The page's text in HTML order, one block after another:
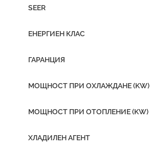
SEER
ЕНЕРГИЕН КЛАС
ГАРАНЦИЯ
МОЩНОСТ ПРИ ОХЛАЖДАНЕ (KW)
МОЩНОСТ ПРИ ОТОПЛЕНИЕ (KW)
ХЛАДИЛЕН АГЕНТ